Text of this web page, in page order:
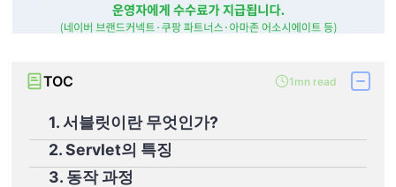
TOC 1mn read
1. 서블릿이란 무엇인가?
2. Servlet의 특징
3. 동작 과정